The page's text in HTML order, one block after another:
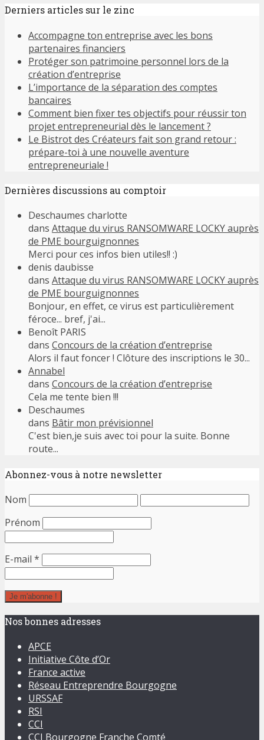
Derniers articles sur le zinc
Accompagne ton entreprise avec les bons
partenaires financiers
Protéger son patrimoine personnel lors de la
création d’entreprise
L’importance de la séparation des comptes
bancaires
Comment bien fixer tes objectifs pour réussir ton
projet entrepreneurial dès le lancement ?
Le Bistrot des Créateurs fait son grand retour :
prépare-toi à une nouvelle aventure
entrepreneuriale !
Dernières discussions au comptoir
Deschaumes charlotte
dans Attaque du virus RANSOMWARE LOCKY auprès
de PME bourguignonnes
Merci pour ces infos bien utiles!! :)
denis daubisse
dans Attaque du virus RANSOMWARE LOCKY auprès
de PME bourguignonnes
Bonjour, en effet, ce virus est particulièrement
féroce... bref, j'ai...
Benoît PARIS
dans Concours de la création d’entreprise
Alors il faut foncer ! Clôture des inscriptions le 30...
Annabel
dans Concours de la création d’entreprise
Cela me tente bien !!!
Deschaumes
dans Bâtir mon prévisionnel
C'est bien,je suis avec toi pour la suite. Bonne
route...
Abonnez-vous à notre newsletter
Nom
Prénom
E-mail *
Nos bonnes adresses
APCE
Initiative Côte d’Or
France active
Réseau Entreprendre Bourgogne
URSSAF
RSI
CCI
CCI Bourgogne Franche Comté